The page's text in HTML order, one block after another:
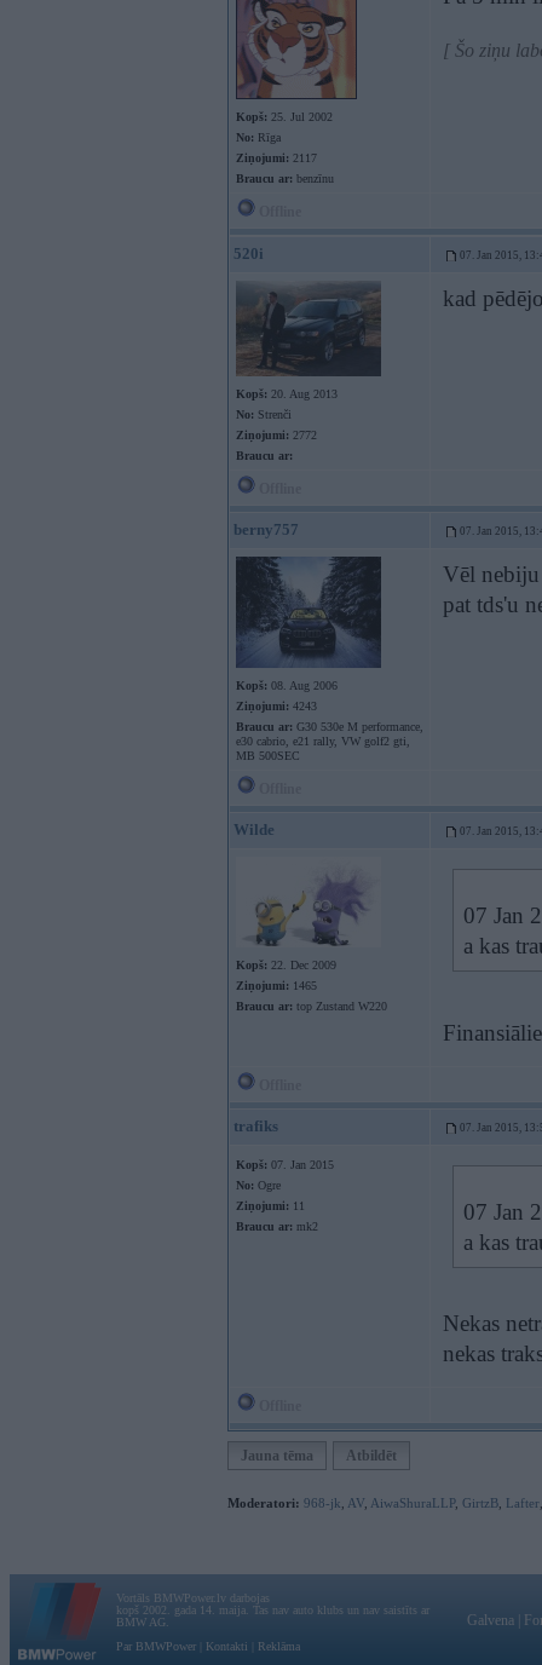
Kopš: 25. Jul 2002
No: Rīga
Ziņojumi: 2117
Braucu ar: benzīnu
[ Šo ziņu
520i 07. Jan 2015,
Kopš: 20. Aug 2013
No: Strenči
Ziņojumi: 2772
Braucu ar:
kad
berny757 07. Jan 2015,
Kopš: 08. Aug 2006
Ziņojumi: 4243
Braucu ar: G30 530e M performance,
e30 cabrio, e21 rally, VW golf2 gti,
MB 500SEC
Vēl
pat tds'u
Wilde 07. Jan 2015,
Kopš: 22. Dec 2009
Ziņojumi: 1465
Braucu ar: top Zustand W220
07 Jan
a kas
trafiks 07. Jan 2015,
Kopš: 07. Jan 2015
No: Ogre
Ziņojumi: 11
Braucu ar: mk2
07 Jan
a kas
Nekas
nekas
Jauna tēma Atbildēt
Moderatori: 968-jk AV AiwaShuraLLP, GirtzB Lafter
Vortāls BMWPower.lv darbojas
kopš 2002. gada 14. maija. Tas nav auto klubs un nav saistīts ar
BMW AG.
Par BMWPower
Kontakti Reklāma
Galvena